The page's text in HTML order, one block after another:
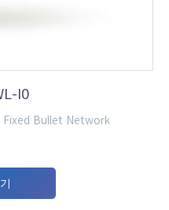
I0
Fixed Bullet Network